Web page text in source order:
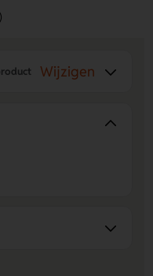
full colour
Laat jouw logo of
voor maximale
uit meerdere kleuren
speels te
Wijzigen